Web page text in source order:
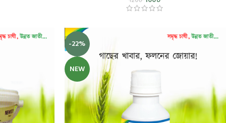
-22%
NEW